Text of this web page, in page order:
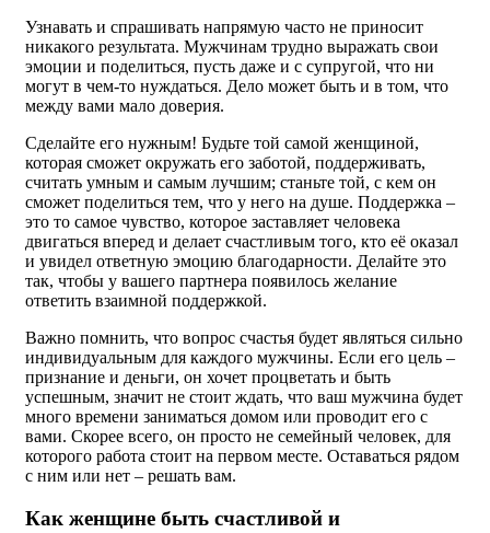
Узнавать и спрашивать напрямую часто не приносит
никакого результата. Мужчинам трудно выражать свои
эмоции и поделиться, пусть даже и с супругой, что ни
могут в чем-то нуждаться. Дело может быть и в том, что
между вами мало доверия.
Сделайте его нужным! Будьте той самой женщиной,
которая сможет окружать его заботой, поддерживать,
считать умным и самым лучшим; станьте той, с кем он
сможет поделиться тем, что у него на душе. Поддержка –
это то самое чувство, которое заставляет человека
двигаться вперед и делает счастливым того, кто её оказал
и увидел ответную эмоцию благодарности. Делайте это
так, чтобы у вашего партнера появилось желание
ответить взаимной поддержкой.
Важно помнить, что вопрос счастья будет являться сильно
индивидуальным для каждого мужчины. Если его цель –
признание и деньги, он хочет процветать и быть
успешным, значит не стоит ждать, что ваш мужчина будет
много времени заниматься домом или проводит его с
вами. Скорее всего, он просто не семейный человек, для
которого работа стоит на первом месте. Оставаться рядом
с ним или нет – решать вам.
Как женщине быть счастливой и